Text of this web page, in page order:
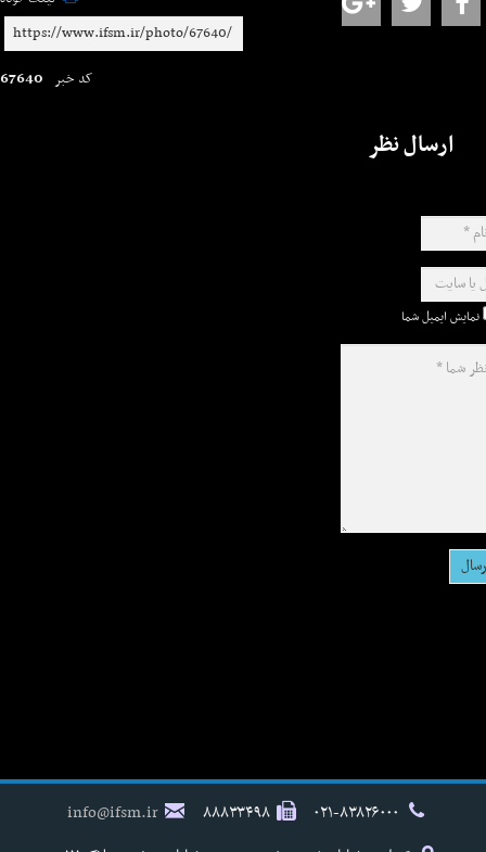
کد خبر 67640
ارسال نظر
نمایش ایمیل شما
۸۸۸۳۳۴۹۸
info@ifsm.ir